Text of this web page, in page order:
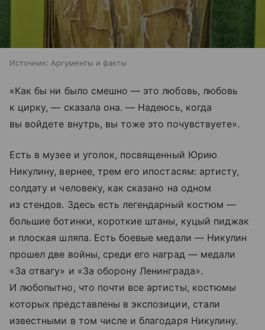
Источник: Аргументы и факты
«Как бы ни было смешно — это любовь, любовь
к цирку, — сказала она. — Надеюсь, когда
вы войдете внутрь, вы тоже это почувствуете».
Есть в музее и уголок, посвященный Юрию
Никулину, вернее, трем его ипостасям: артисту,
солдату и человеку, как сказано на одном
из стендов. Здесь есть легендарный костюм —
большие ботинки, короткие штаны, куцый пиджак
и плоская шляпа. Есть боевые медали — Никулин
прошел две войны, среди его наград — медали
«За отвагу» и «За оборону Ленинграда».
И любопытно, что почти все артисты, костюмы
которых представлены в экспозиции, стали
известными в том числе и благодаря Никулину.